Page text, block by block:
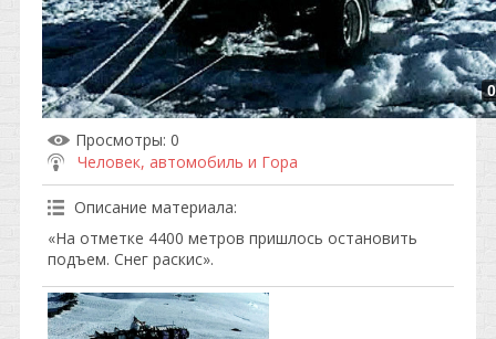
Просмотры: 0
Человек, автомобиль и Гора
Описание материала:
«На отметке 4400 метров пришлось остановить
подъем. Снег раскис».